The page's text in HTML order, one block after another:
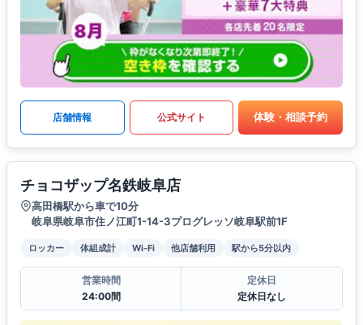
店舗情報 公式サイト 体験・相談予約
チョコザップ名鉄岐阜店
高田橋駅から車で10分
岐阜県岐阜市住ノ江町1-14-3プログレッソ岐阜駅前1F
ロッカー 体組成計 Wi-Fi 他店舗利用 駅から5分以内
営業時間
24:00間
定休日
定休日なし